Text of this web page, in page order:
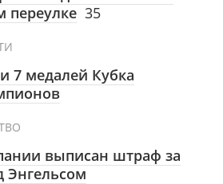
переулке 35
7 медалей Кубка
выписан штраф за
Энгельсом